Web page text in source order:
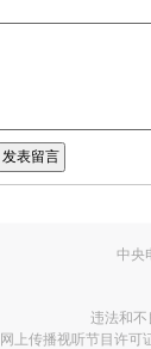
中央
违法和不
网上传播视听节目许可